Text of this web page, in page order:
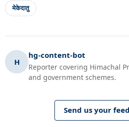
मेकेदातु
H
hg-content-bot
Reporter covering Himachal
and government schemes.
Send us your